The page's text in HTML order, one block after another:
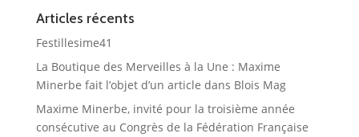
Articles récents
Festillesime41
La Boutique des Merveilles à la Une : Maxime
Minerbe fait l’objet d’un article dans Blois Mag
Maxime Minerbe, invité pour la troisième année
consécutive au Congrès de la Fédération Française